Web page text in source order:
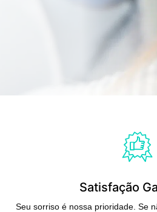
Satisfação
Seu sorriso é nossa prioridade. Se